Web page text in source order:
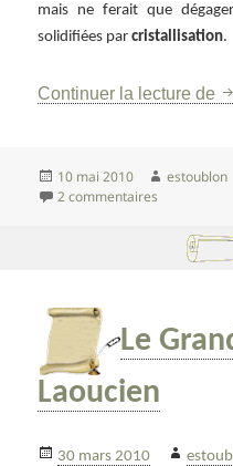
mais ne ferait que
solidifiées parcristallisation.
Continuer la lecture de
Publié
le
10 mai 2010 Auteur
estoublon
2 commentaires
Le
Laoucien
Publié
30 mars 2010 Auteur